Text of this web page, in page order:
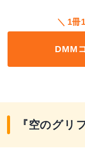
1冊
DMM
『空のグリ